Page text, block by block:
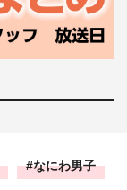
なにわ男子